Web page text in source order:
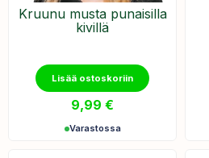
Kruunu musta punaisilla
kivillä
Lisää ostoskoriin
9,99 €
Varastossa